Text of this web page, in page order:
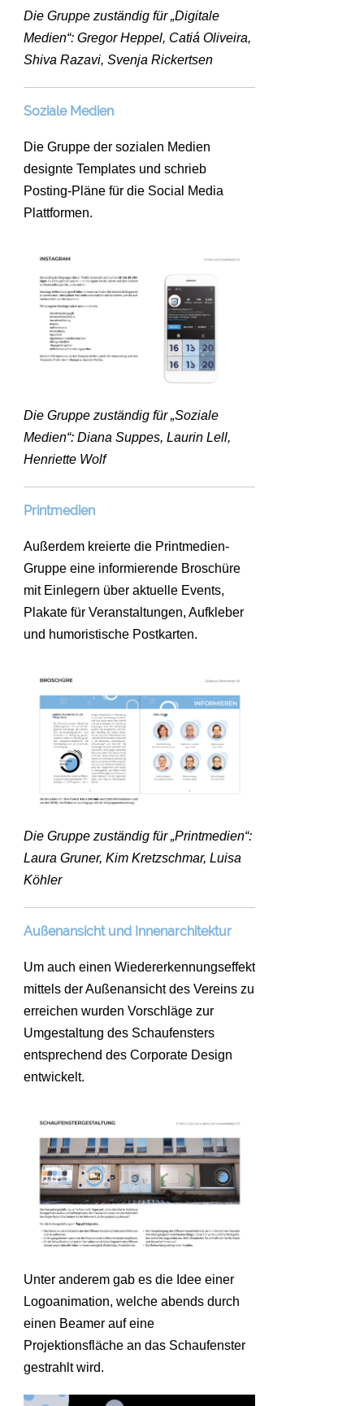
Die Gruppe zuständig für „Digitale
Medien“: Gregor Heppel, Catiá Oliveira,
Shiva Razavi, Svenja Rickertsen
Soziale Medien
Die Gruppe der sozialen Medien
designte Templates und schrieb
Posting-Pläne für die Social Media
Plattformen.
Die Gruppe zuständig für „Soziale
Medien“: Diana Suppes, Laurin Lell,
Henriette Wolf
Printmedien
Außerdem kreierte die Printmedien-
Gruppe eine informierende Broschüre
mit Einlegern über aktuelle Events,
Plakate für Veranstaltungen, Aufkleber
und humoristische Postkarten.
Die Gruppe zuständig für „Printmedien“:
Laura Gruner, Kim Kretzschmar, Luisa
Köhler
Außenansicht und Innenarchitektur
Um auch einen Wiedererkennungseffekt
mittels der Außenansicht des Vereins zu
erreichen wurden Vorschläge zur
Umgestaltung des Schaufensters
entsprechend des Corporate Design
entwickelt.
Unter anderem gab es die Idee einer
Logoanimation, welche abends durch
einen Beamer auf eine
Projektionsfläche an das Schaufenster
gestrahlt wird.